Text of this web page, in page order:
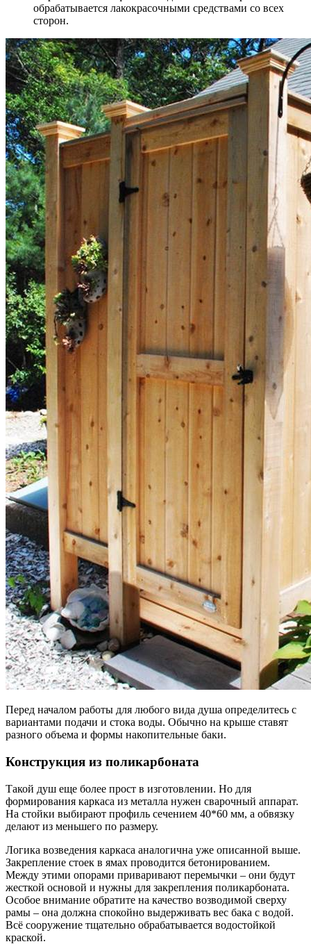
обрабатывается лакокрасочными средствами со всех
сторон.
Перед началом работы для любого вида душа определитесь с
вариантами подачи и стока воды. Обычно на крыше ставят
разного объема и формы накопительные баки.
Конструкция из поликарбоната
Такой душ еще более прост в изготовлении. Но для
формирования каркаса из металла нужен сварочный аппарат.
На стойки выбирают профиль сечением 40*60 мм, а обвязку
делают из меньшего по размеру.
Логика возведения каркаса аналогична уже описанной выше.
Закрепление стоек в ямах проводится бетонированием.
Между этими опорами приваривают перемычки – они будут
жесткой основой и нужны для закрепления поликарбоната.
Особое внимание обратите на качество возводимой сверху
рамы – она должна спокойно выдерживать вес бака с водой.
Всё сооружение тщательно обрабатывается водостойкой
краской.